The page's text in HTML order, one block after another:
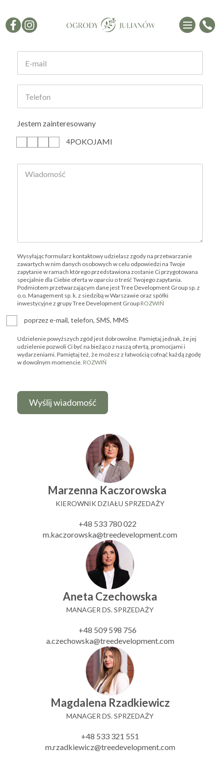
Jestem zainteresowany
4POKOJAMI
Wysyłając formularz kontaktowy udzielasz zgody na przetwarzanie
zawartych w nim danych osobowych w celu odpowiedzi na Twoje
zapytanie w ramach którego przedstawiona zostanie Ci przygotowana
specjalnie dla Ciebie oferta w oparciu o treść Twojego zapytania.
Podmiotem przetwarzającym dane jest Tree Development Group sp. z
o.o. Management sp. k. z siedzibą w Warszawie oraz spółki
inwestycyjne z grupy Tree Development Group ROZWIŃ
poprzez e-mail, telefon, SMS, MMS
Udzielenie powyższych zgód jest dobrowolne. Pamiętaj jednak, że jej
udzielenie pozwoli Ci być na bieżąco z naszą ofertą, promocjami i
wydarzeniami. Pamiętaj też, że możesz z łatwością cofnąć każdą zgodę
w dowolnym momencie. ROZWIŃ
Marzenna Kaczorowska
KIEROWNIK DZIAŁU SPRZEDAŻY
+48 533 780 022
m.kaczorowska@treedevelopment.com
Aneta Czechowska
MANAGER DS. SPRZEDAŻY
+48 509 598 756
a.czechowska@treedevelopment.com
Magdalena Rzadkiewicz
MANAGER DS. SPRZEDAŻY
+48 533 321 551
m.rzadkiewicz@treedevelopment.com